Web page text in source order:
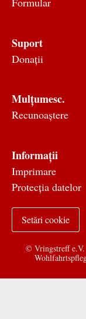
Suport
Donații
Mulțumesc.
Recunoaștere
Informații
Imprimare
Protecția datelor
Setări cookie
© Vringstreff e.V.